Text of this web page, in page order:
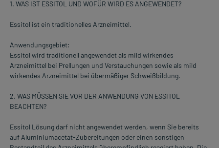
1. WAS IST ESSITOL UND WOFÜR WIRD ES ANGEWENDET?
Essitol ist ein traditionelles Arzneimittel.
Anwendungsgebiet:
Essitol wird traditionell angewendet als mild wirkendes
Arzneimittel bei Prellungen und Verstauchungen sowie als mild
wirkendes Arzneimittel bei übermäßiger Schweißbildung.
2. WAS MÜSSEN SIE VOR DER ANWENDUNG VON ESSITOL
BEACHTEN?
Essitol Lösung darf nicht angewendet werden, wenn Sie bereits
auf Aluminiumacetat-Zubereitungen oder einen sonstigen